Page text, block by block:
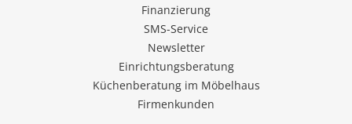
Finanzierung
SMS-Service
Newsletter
Einrichtungsberatung
Küchenberatung im Möbelhaus
Firmenkunden